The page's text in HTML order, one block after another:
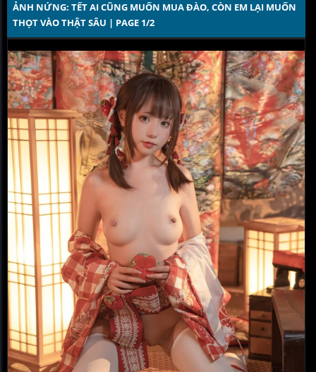
ẢNH NỨNG: TẾT AI CŨNG MUỐN MUA ĐÀO, CÒN EM LẠI MUỐN
THỌT VÀO THẬT SÂU | PAGE 1/2